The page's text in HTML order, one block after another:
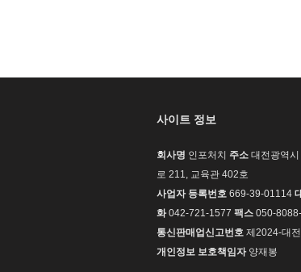
사이트 정보
회사명 인포처치 주소 대전광역
로 211, 교육관 402호
사업자 등록번호 669-39-01114
화042-721-1577 팩스 050-
통신판매업신고번호 제2024-대
개인정보 보호책임자양재봉